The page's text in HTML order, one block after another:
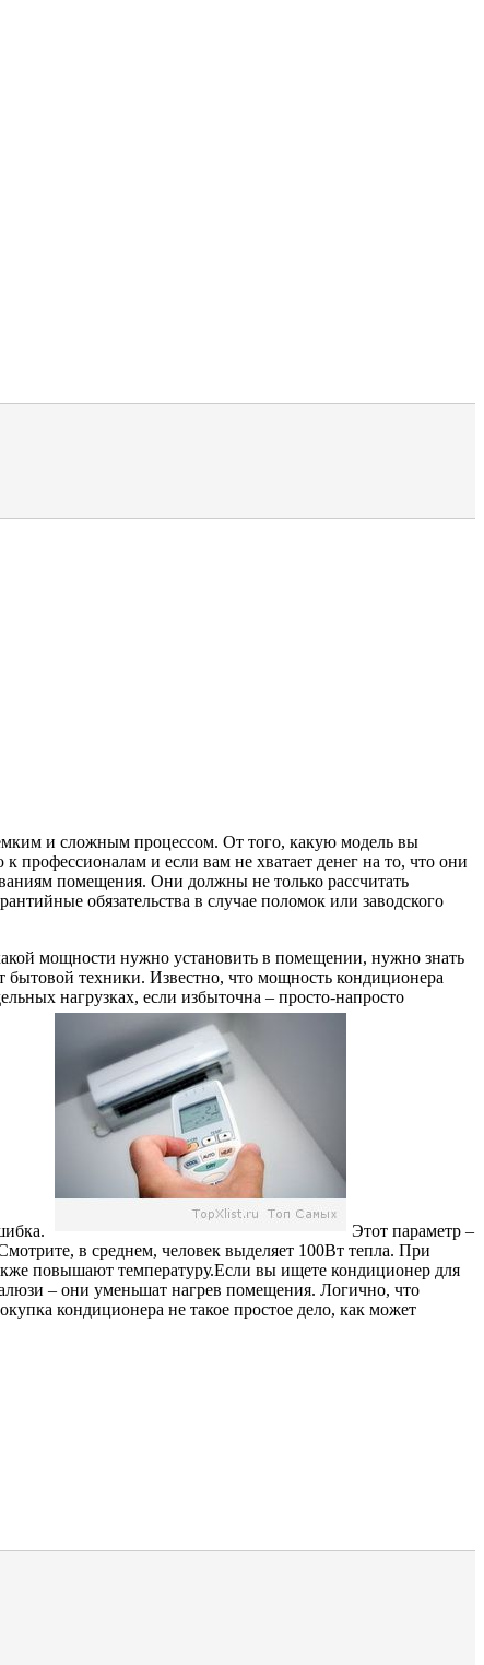
и сложным процессом. От того, какую модель вы
и если вам не хватает денег на то, что они
помещения. Они должны не только рассчитать
обязательства в случае поломок или заводского
мощности нужно установить в помещении, нужно знать
бытовой техники. Известно, что мощность кондиционера
нагрузках, если избыточна – просто-напросто
Этот параметр –
в среднем, человек выделяет 100Вт тепла. При
повышают температуру.Если вы ищете кондиционер для
– они уменьшат нагрев помещения. Логично, что
кондиционера не такое простое дело, как может